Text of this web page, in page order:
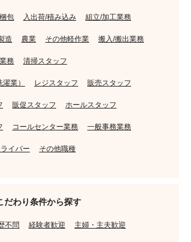
包 入出荷/積み込み 組立/加工業務
造 農業 その他軽作業 搬入/搬出業務
務 清掃スタッフ
業） レジスタッフ 販売スタッフ
販促スタッフ ホールスタッフ
コールセンター業務 一般事務業務
ライバー その他職種
だわり条件から探す
不問 経験者歓迎 主婦・主夫歓迎